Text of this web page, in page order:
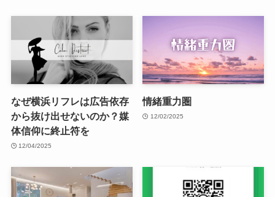
なぜ横浜リフレは広告依存
から抜け出せないのか？媒
体信仰に終止符を
12/04/2025
情緒重力圏
12/02/2025